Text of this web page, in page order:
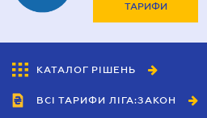
ТАРИФИ
КАТАЛОГ РІШЕНЬ
ВСІ ТАРИФИ ЛІГА:ЗАКОН